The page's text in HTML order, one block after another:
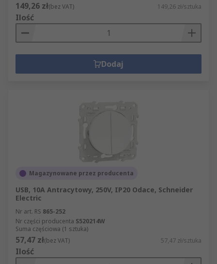
149,26 zł(bez VAT) 149,26 zł/sztuka
Ilość
Dodaj
Magazynowane przez producenta
USB, 10A Antracytowy, 250V, IP20 Odace, Schneider
Electric
Nr art. RS 865-252
Nr części producenta S520214W
Suma częściowa (1 sztuka)
57,47 zł(bez VAT) 57,47 zł/sztuka
Ilość